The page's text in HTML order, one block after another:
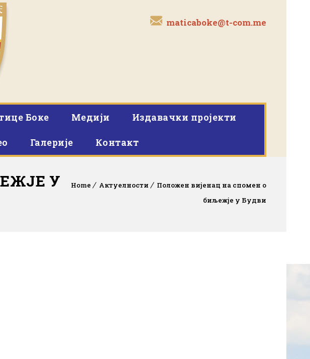
maticaboke@t-com.me
Боке Медији Издавачки пројекти
Галерије Контакт
У
Home Актуелности
Положен вијенац на спомен о
биљежје у Будви